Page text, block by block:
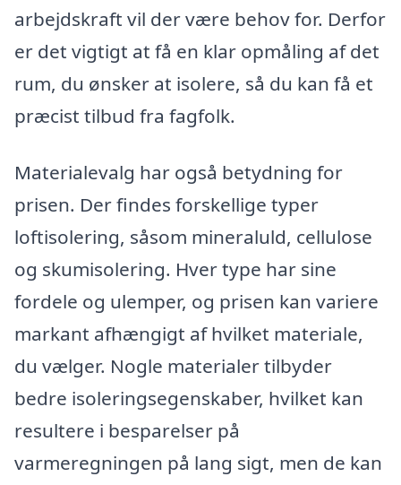
arbejdskraft vil der være behov for. Derfor
er det vigtigt at få en klar opmåling af det
rum, du ønsker at isolere, så du kan få et
præcist tilbud fra fagfolk.
Materialevalg har også betydning for
prisen. Der findes forskellige typer
loftisolering, såsom mineraluld, cellulose
og skumisolering. Hver type har sine
fordele og ulemper, og prisen kan variere
markant afhængigt af hvilket materiale,
du vælger. Nogle materialer tilbyder
bedre isoleringsegenskaber, hvilket kan
resultere i besparelser på
varmeregningen på lang sigt, men de kan